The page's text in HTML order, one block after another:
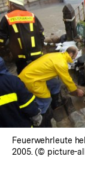
Feuerwehrleute
2005. (© picture-